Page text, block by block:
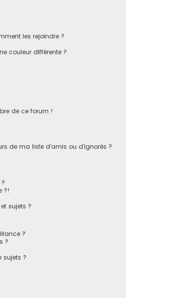
les rejoindre ?
couleur différente ?
de ce forum !
de ma liste d’amis ou d’ignorés ?
?!
sujets ?
?
?
sujets ?